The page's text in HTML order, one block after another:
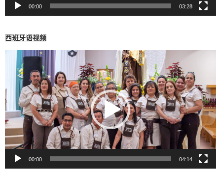
00:00 03:28
西班牙语视频
器
00:00 04:14